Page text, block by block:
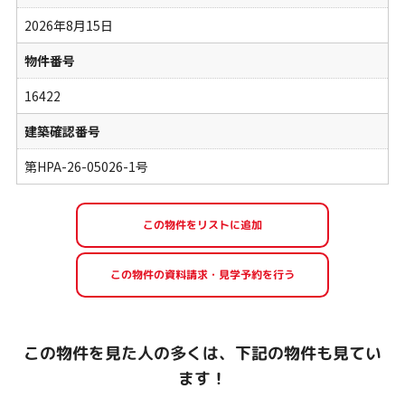
2026年8月15日
物件番号
16422
建築確認番号
第HPA-26-05026-1号
この物件を見た人の多くは、下記の物件も見てい
ます！